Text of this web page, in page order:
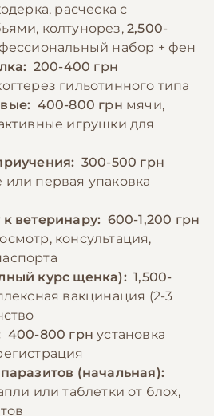
расческа с
колтунорез, 2,500-
набор + фен
200-400 грн
гильотинного типа
400-800 грн мячи,
игрушки для
300-500 грн
первая упаковка
ветеринару: 600-1,200 грн
консультация,
курс щенка): 1,500-
вакцинация (2-3
400-800 грн установка
(начальная):
или таблетки от блох,